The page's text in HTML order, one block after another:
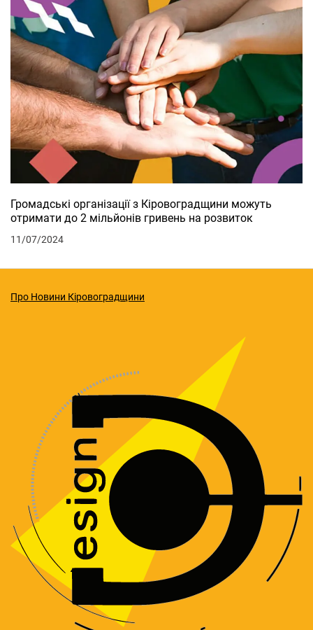
Громадські організації з Кіровоградщини можуть
отримати до 2 мільйонів гривень на розвиток
11/07/2024
Про Новини Кіровоградщини